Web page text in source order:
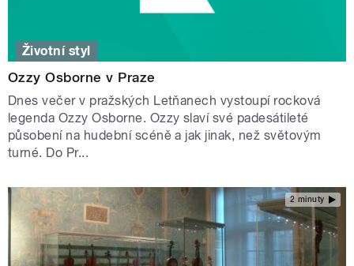
Životní styl
Ozzy Osborne v Praze
Dnes večer v pražských Letňanech vystoupí rocková
legenda Ozzy Osborne. Ozzy slaví své padesátileté
působení na hudební scéně a jak jinak, než světovým
turné. Do Pr...
2 minuty